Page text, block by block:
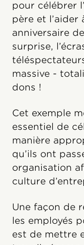
pour célébrer
père et l’aider
anniversaire
surprise,
massive -
dons !
Cet exemple
essentiel de
manière
qu’ils ont
organisation
culture
Une façon de
les employés
est de mettre